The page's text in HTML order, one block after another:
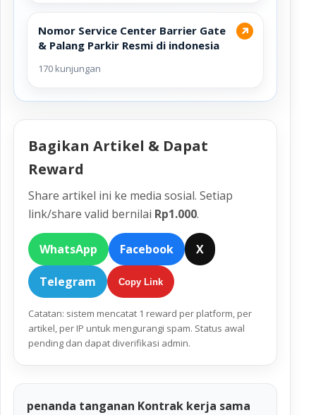
↗
Nomor Service Center Barrier Gate
& Palang Parkir Resmi di indonesia
170 kunjungan
Bagikan Artikel & Dapat
Reward
Share artikel ini ke media sosial. Setiap
link/share valid bernilai Rp1.000.
WhatsApp Facebook X
Telegram Copy Link
Catatan: sistem mencatat 1 reward per platform, per
artikel, per IP untuk mengurangi spam. Status awal
pending dan dapat diverifikasi admin.
penanda tanganan Kontrak kerja sama